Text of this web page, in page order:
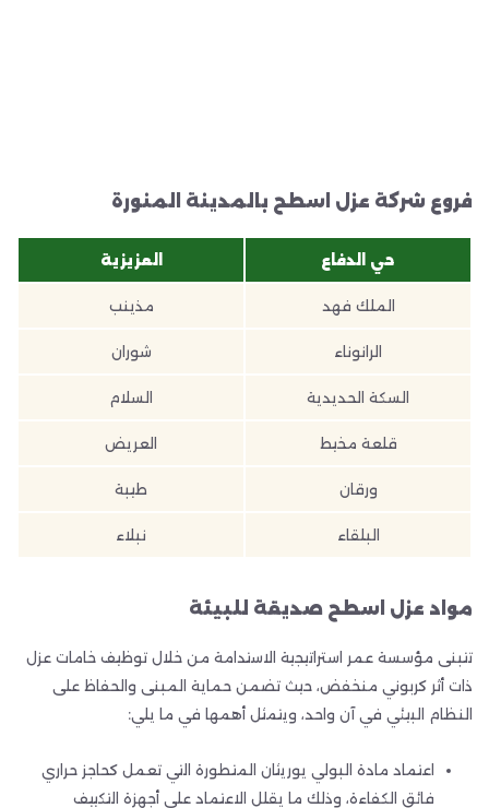
فروع شركة عزل اسطح بالمدينة المنورة
حي الدفاع العزيزية
الملك فهد مذينب
الرانوناء شوران
السكة الحديدية السلام
قلعة مخيط العريض
ورقان طيبة
البلقاء نبلاء
مواد عزل اسطح صديقة للبيئة
تتبنى مؤسسة عمر استراتيجية الاستدامة من خلال توظيف خامات عزل
ذات أثر كربوني منخفض، حيث تضمن حماية المبنى والحفاظ على
النظام البيئي في آن واحد، ويتمثل أهمها في ما يلي:
اعتماد مادة البولي يوريثان المتطورة التي تعمل كحاجز حراري
فائق الكفاءة، وذلك ما يقلل الاعتماد على أجهزة التكييف